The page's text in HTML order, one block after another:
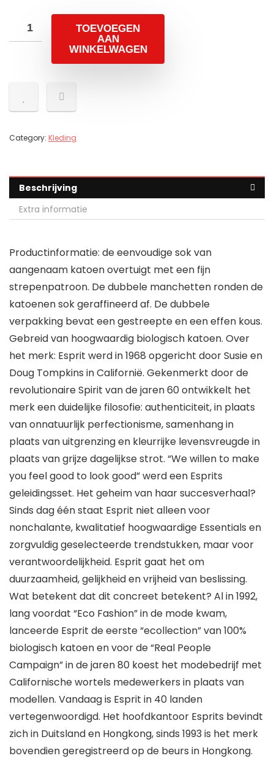
TOEVOEGEN
AAN
WINKELWAGEN
Category: Kleding
Beschrijving
Extra informatie
Productinformatie: de eenvoudige sok van
aangenaam katoen overtuigt met een fijn
strepenpatroon. De dubbele manchetten ronden de
katoenen sok geraffineerd af. De dubbele
verpakking bevat een gestreepte en een effen kous.
Gebreid van hoogwaardig biologisch katoen. Over
het merk: Esprit werd in 1968 opgericht door Susie en
Doug Tompkins in Californië. Gekenmerkt door de
revolutionaire Spirit van de jaren 60 ontwikkelt het
merk een duidelijke filosofie: authenticiteit, in plaats
van onnatuurlijk perfectionisme, samenhang in
plaats van uitgrenzing en kleurrijke levensvreugde in
plaats van grijze dagelijkse strot. “We willen to make
you feel good to look good” werd een Esprits
geleidingsset. Het geheim van haar succesverhaal?
Sinds dag één staat Esprit niet alleen voor
nonchalante, kwalitatief hoogwaardige Essentials en
zorgvuldig geselecteerde trendstukken, maar voor
verantwoordelijkheid. Esprit gaat het om
duurzaamheid, gelijkheid en vrijheid van beslissing.
Wat betekent dat dit concreet betekent? Al in 1992,
lang voordat “Eco Fashion” in de mode kwam,
lanceerde Esprit de eerste “ecollection” van 100%
biologisch katoen en voor de “Real People
Campaign” in de jaren 80 koest het modebedrijf met
Californische wortels medewerkers in plaats van
modellen. Vandaag is Esprit in 40 landen
vertegenwoordigd. Het hoofdkantoor Esprits bevindt
zich in Duitsland en Hongkong, sinds 1993 is het merk
bovendien geregistreerd op de beurs in Hongkong.